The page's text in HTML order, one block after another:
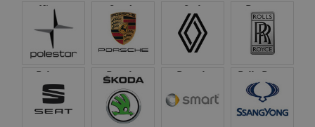
Nissan Omoda Opel Peugeot
Polestar Porsche Renault Rolls-Royce